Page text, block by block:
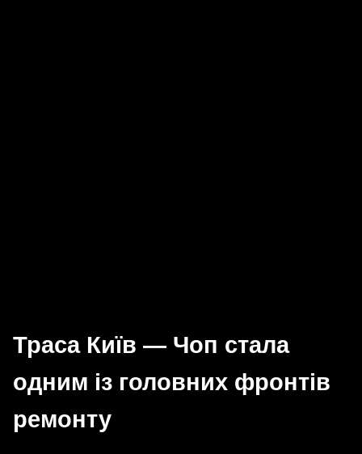
Траса Київ — Чоп стала
одним із головних фронтів
ремонту